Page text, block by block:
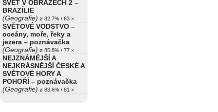
SVĚT V OBRAZECH 2 –
BRAZÍLIE
(Geografie) ø 82.7% / 63 ×
SVĚTOVÉ VODSTVO –
oceány, moře, řeky a
jezera – poznávačka
(Geografie) ø 85.8% / 77 ×
NEJZNÁMĚJŠÍ A
NEJKRÁSNĚJŠÍ ČESKÉ A
SVĚTOVÉ HORY A
POHOŘÍ – poznávačka
(Geografie) ø 83.6% / 81 ×